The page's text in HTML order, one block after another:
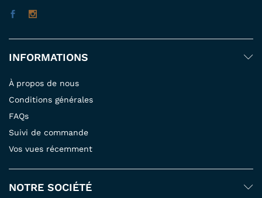
INFORMATIONS
À propos de nous
Conditions générales
FAQs
Suivi de commande
Vos vues récemment
NOTRE SOCIÉTÉ